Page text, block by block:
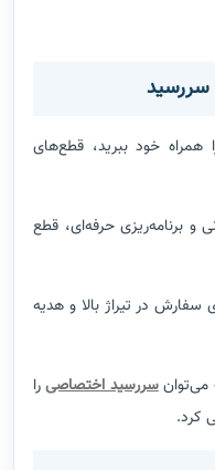
سررسید
همراه خود ببرید، قطع‌های
و برنامه‌ریزی حرفه‌ای، قطع
سفارش در تیراژ بالا و هدیه
می‌توانسررسید اختصاصیرا
کرد.